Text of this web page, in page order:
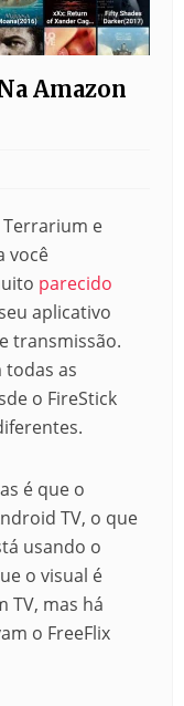
Amazon
Terrarium e
você
parecido
aplicativo
transmissão.
todas as
o FireStick
é que o
TV, o que
usando o
o visual é
TV, mas há
o FreeFlix